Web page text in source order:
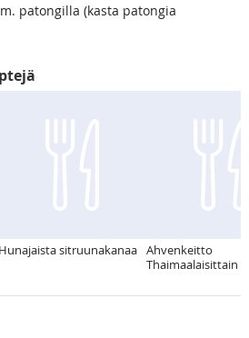
patongilla (kasta patongia
Hunajaista sitruunakanaa Ahvenkeitto
Thaimaalaisittain